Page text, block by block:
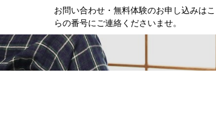
お問い合わせ・無料体験のお申し込みは
らの番号にご連絡くださいませ。